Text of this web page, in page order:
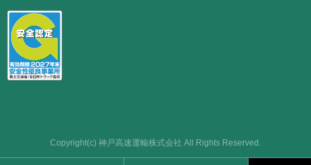
Copyright(c) 神戸高速運輸株式会社 All Rights Reserved.